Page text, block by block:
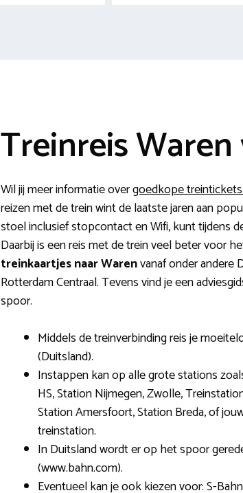
Treinreis
Wil jij meer informatie overgoedkope
reizen met de trein wint de laatste jaren aan
stoel inclusief stopcontact en Wifi, kunt tijdens
Daarbij is een reis met de trein veel beter voor
treinkaartjes naar Warenvanaf onder andere
Rotterdam Centraal. Tevens vind je een
spoor.
Middels de treinverbinding reis je
(Duitsland).
Instappen kan op alle grote stations
HS, Station Nijmegen, Zwolle,
Station Amersfoort, Station Breda, of
treinstation.
In Duitsland wordt er op het spoor
(www.bahn.com).
Eventueel kan je ook kiezen voor: S-